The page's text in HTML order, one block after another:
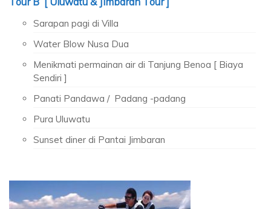
Sarapan pagi di Villa
Water Blow Nusa Dua
Menikmati permainan air di Tanjung Benoa [ Biaya
Sendiri ]
Panati Pandawa / Padang -padang
Pura Uluwatu
Sunset diner di Pantai Jimbaran